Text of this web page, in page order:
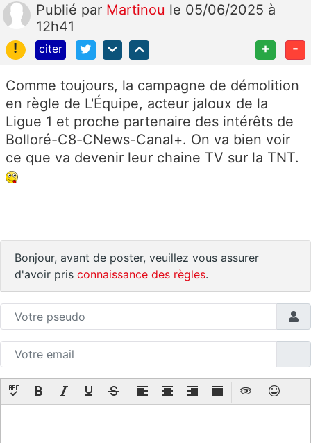
Publié par Martinou le 05/06/2025 à
12h41
!
citer + -
Comme toujours, la campagne de démolition
en règle de L'Équipe, acteur jaloux de la
Ligue 1 et proche partenaire des intérêts de
Bolloré-C8-CNews-Canal+. On va bien voir
ce que va devenir leur chaine TV sur la TNT.
Bonjour, avant de poster, veuillez vous assurer
d'avoir pris connaissance des règles.